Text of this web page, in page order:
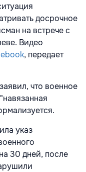
досрочное
на встрече с
Видео
, передает
что военное
указ
30 дней, после